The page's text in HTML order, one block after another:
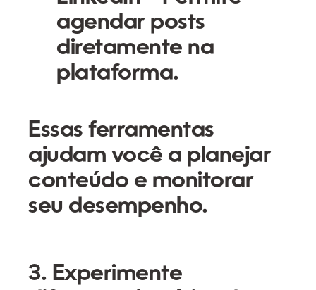
agendar posts
diretamente na
plataforma.
Essas ferramentas
ajudam você a planejar
conteúdo e monitorar
seu desempenho.
3. Experimente